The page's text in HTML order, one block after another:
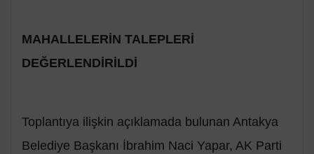
MAHALLELERİN TALEPLERİ
DEĞERLENDİRİLDİ
Toplantıya ilişkin açıklamada bulunan Antakya
Belediye Başkanı İbrahim Naci Yapar, AK Parti